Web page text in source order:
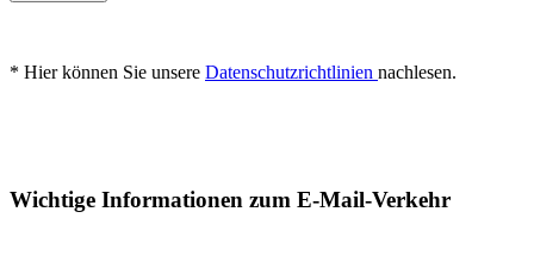
* Hier können Sie unsere Datenschutzrichtlinien nachlesen.
Wichtige Informationen zum E-Mail-Verkehr